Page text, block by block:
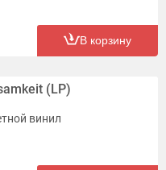
В корзину
(LP)
винил